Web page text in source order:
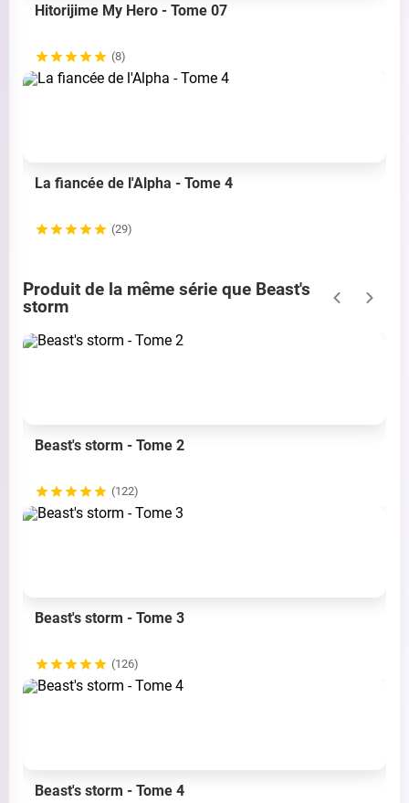
Hitorijime My Hero - Tome 07
(8)
La fiancée de l'Alpha - Tome 4
(29)
Produit de la même série que Beast's
storm
Beast's storm - Tome 2
(122)
Beast's storm - Tome 3
(126)
Beast's storm - Tome 4